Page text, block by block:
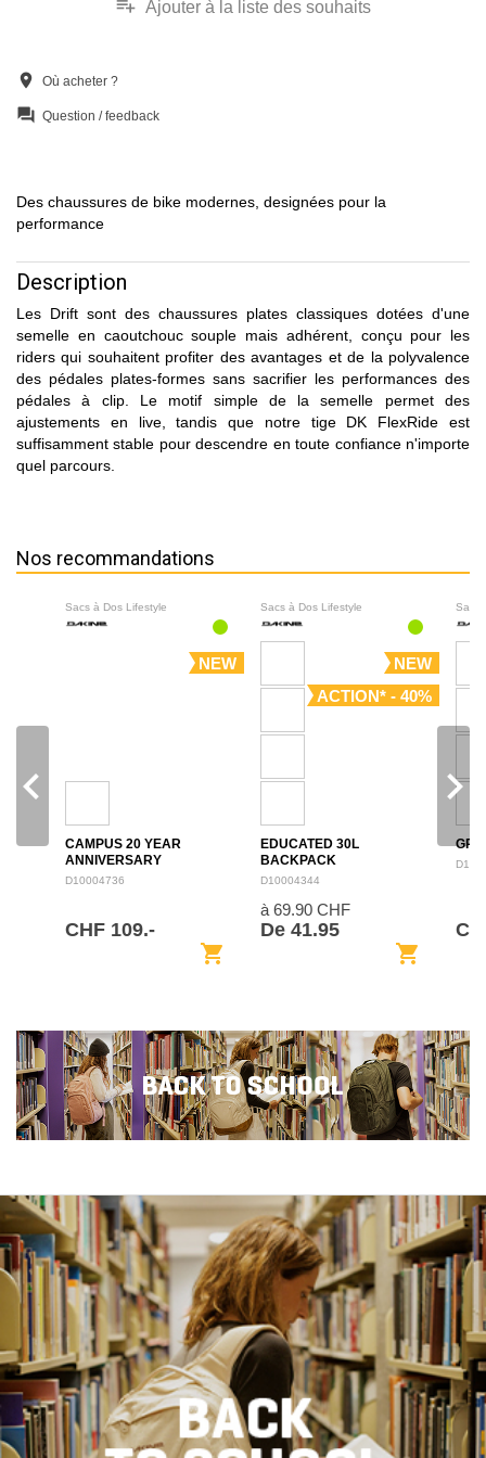
playlist_add Ajouter à la liste des souhaits
location_on Où acheter ?
question_answer Question / feedback
Des chaussures de bike modernes, designées pour la
performance
Description
Les Drift sont des chaussures plates classiques dotées d'une
semelle en caoutchouc souple mais adhérent, conçu pour les
riders qui souhaitent profiter des avantages et de la polyvalence
des pédales plates-formes sans sacrifier les performances des
pédales à clip. Le motif simple de la semelle permet des
ajustements en live, tandis que notre tige DK FlexRide est
suffisamment stable pour descendre en toute confiance n'importe
quel parcours.
Nos recommandations
Sacs à Dos Lifestyle
NEW
CAMPUS 20 YEAR
ANNIVERSARY
BACKPACK 28L
D10004736
CHF 109.-
shopping_cart
Sacs à Dos Lifestyle
NEW
ACTION* - 40%
EDUCATED 30L
BACKPACK
D10004344
à 69.90 CHF
De 41.95
shopping_cart
Sacs
navigate_before navigate_next